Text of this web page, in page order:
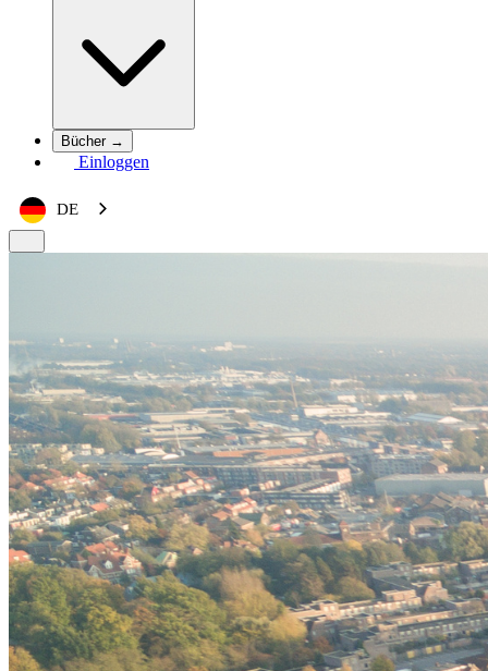
Bücher →
Einloggen
DE